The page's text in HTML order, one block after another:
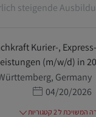
steigende
Kurier-,
(m/w/d) in
מיקום
Germany
תאריך פרסום
04/20/2026
ל 2 קטגוריות